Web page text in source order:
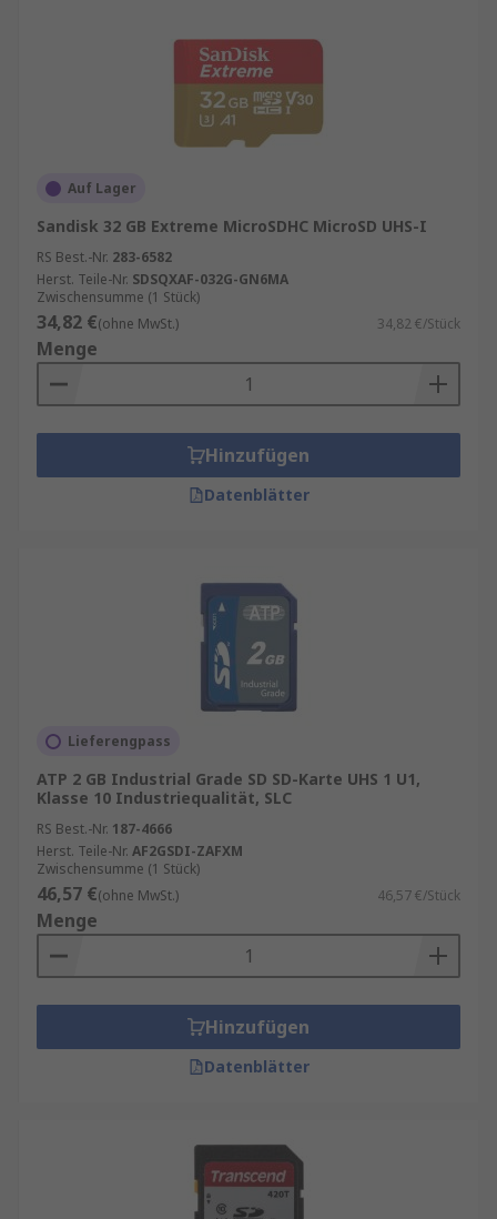
Auf Lager
Sandisk 32 GB Extreme MicroSDHC MicroSD UHS-I
RS Best.-Nr. 283-6582
Herst. Teile-Nr. SDSQXAF-032G-GN6MA
Zwischensumme (1 Stück)
34,82 €(ohne MwSt.) 34,82 €/Stück
Menge
Hinzufügen
Datenblätter
Lieferengpass
ATP 2 GB Industrial Grade SD SD-Karte UHS 1 U1,
Klasse 10 Industriequalität, SLC
RS Best.-Nr. 187-4666
Herst. Teile-Nr. AF2GSDI-ZAFXM
Zwischensumme (1 Stück)
46,57 €(ohne MwSt.) 46,57 €/Stück
Menge
Hinzufügen
Datenblätter